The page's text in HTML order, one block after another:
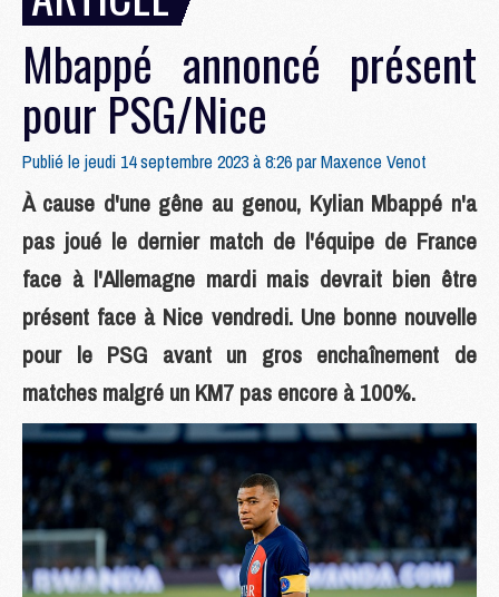
Mbappé annoncé présent
pour PSG/Nice
Publié le jeudi 14 septembre 2023 à 8:26 parMaxence Venot
À cause d'une gêne au genou, Kylian Mbappé n'a
pas joué le dernier match de l'équipe de France
face à l'Allemagne mardi mais devrait bien être
présent face à Nice vendredi. Une bonne nouvelle
pour le PSG avant un gros enchaînement de
matches malgré un KM7 pas encore à 100%.